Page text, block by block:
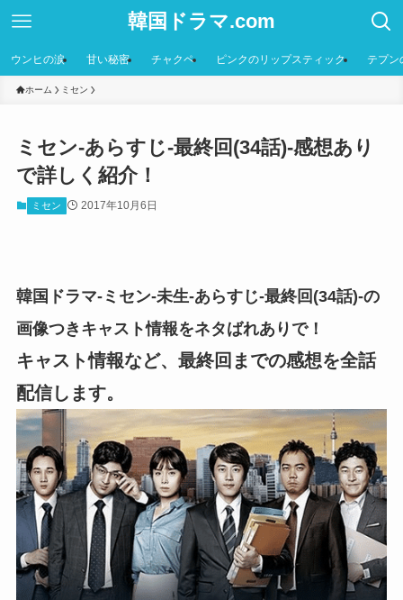
韓国ドラマ.com
ウンヒの涙 甘い秘密 チャクペ ピンクのリップスティック テプン
ホーム ミセン
ミセン-あらすじ-最終回(34話)-感想あり
で詳しく紹介！
ミセン 2017年10月6日
韓国ドラマ-ミセン-未生-あらすじ-最終回(34話)-の
画像つきキャスト情報をネタばれありで！
キャスト情報など、最終回までの感想を全話
配信します。